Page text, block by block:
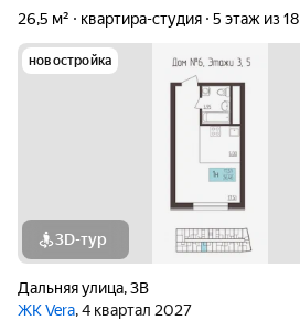
26,5 м²
квартира-студия 5 этаж из 18
новостройка
3D-тур
Дальняя улица,3В
ЖК Vera, 4 квартал 2027